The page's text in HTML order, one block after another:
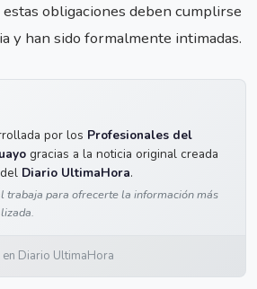
obligaciones deben cumplirse
y han sido formalmente intimadas.
por los Profesionales del
gracias a la noticia original creada
Diario UltimaHora.
trabaja para ofrecerte la información más
Diario UltimaHora